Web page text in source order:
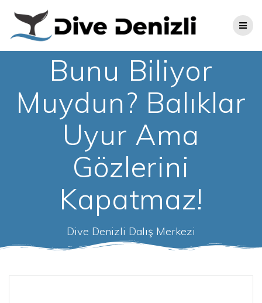
content
Bunu Biliyor
Muydun? Balıklar
Uyur Ama
Gözlerini
Kapatmaz!
Dive Denizli Dalış Merkezi